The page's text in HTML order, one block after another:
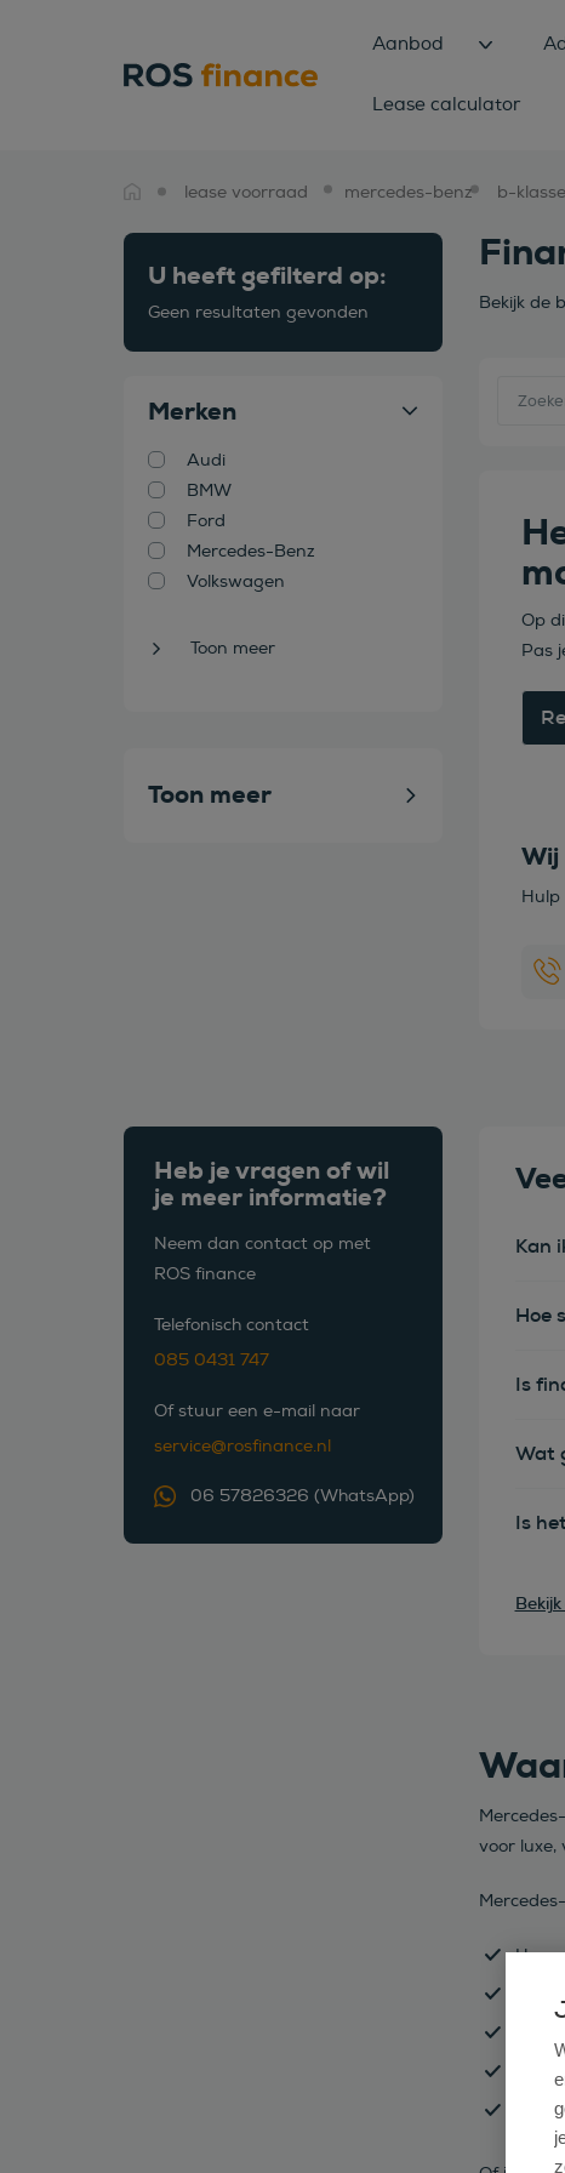
Aanbod
Lease calculator
lease voorraad mercedes-benz b-klasse
U heeft gefilterd op:
Geen resultaten gevonden
Merken
Audi
BMW
Ford
Mercedes-Benz
Volkswagen
Toon meer
Toon meer
Bekijk de
Op
Pas
Wij
Hulp
Heb je vragen of wil
je meer informatie?
Neem dan contact op met
ROS finance
Telefonisch contact
085 0431 747
Of stuur een e-mail naar
service@rosfinance.nl
06 57826326 (WhatsApp)
Kan
Hoe
Is
Wat
Is
voor luxe,